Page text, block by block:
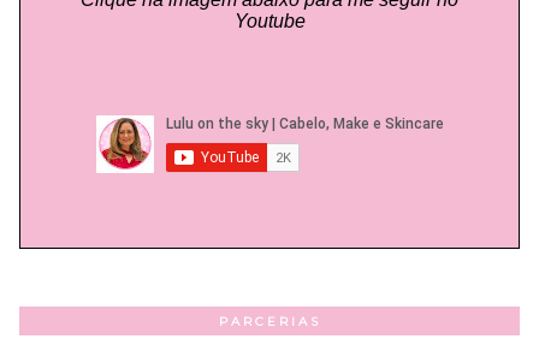
Youtube
PARCERIAS